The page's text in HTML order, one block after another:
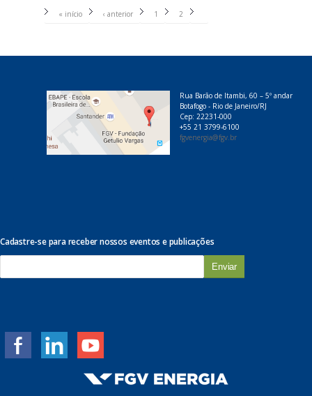
á
a
« início ‹ anterior 1 2
Rua Barão de Itambi, 60 – 5º andar
Botafogo - Rio de Janeiro/RJ
Cep: 22231-000
+55 21 3799-6100
fgvenergia@fgv.br
Cadastre-se para receber nossos eventos e publicações
m